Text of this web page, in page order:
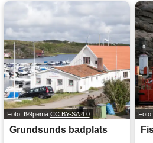
Foto: I99pema CC BY-SA 4.0
Grundsunds badplats